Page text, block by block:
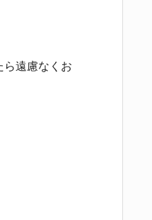
遠慮なくお